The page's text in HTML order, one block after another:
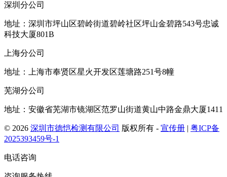
深圳分公司
地址：深圳市坪山区碧岭街道碧岭社区坪山金碧路543号忠诚
科技大厦801B
上海分公司
地址：上海市奉贤区星火开发区莲塘路251号8幢
芜湖分公司
地址：安徽省芜湖市镜湖区范罗山街道黄山中路金鼎大厦1411
© 2026 深圳市德恺检测有限公司 版权所有 - 宣传册
粤ICP备
2025393459号-1
电话咨询